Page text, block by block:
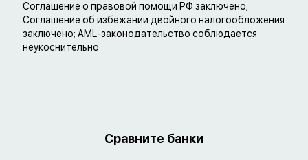
Соглашение о правовой помощи РФ заключено;
Соглашение об избежании двойного налогообложения
заключено; AML-законодательство соблюдается
неукоснительно
Сравните банки